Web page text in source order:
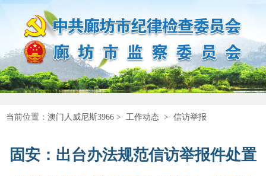
当前位置： 澳门人威尼斯3966 > 工作动态 > 信访举报
固安：出台办法规范信访举报件处置